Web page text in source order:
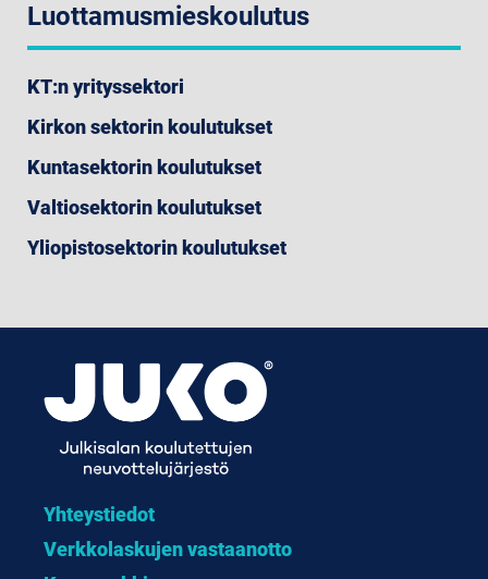
Luottamusmieskoulutus
KT:n yrityssektori
Kirkon sektorin koulutukset
Kuntasektorin koulutukset
Valtiosektorin koulutukset
Yliopistosektorin koulutukset
Yhteystiedot
Verkkolaskujen vastaanotto